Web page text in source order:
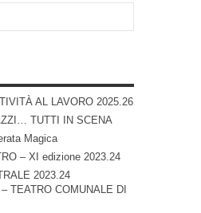
AL LAVORO 2025.26
TUTTI IN SCENA
Magica
– XI edizione 2023.24
2023.24
TEATRO COMUNALE DI